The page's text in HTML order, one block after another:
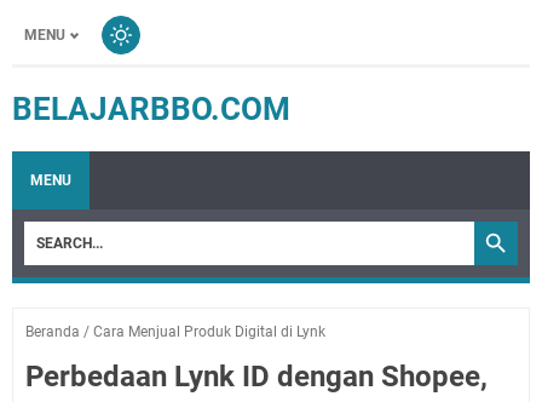
MENU
BELAJARBBO.COM
MENU
Beranda / Cara Menjual Produk Digital di Lynk
Perbedaan Lynk ID dengan Shopee,